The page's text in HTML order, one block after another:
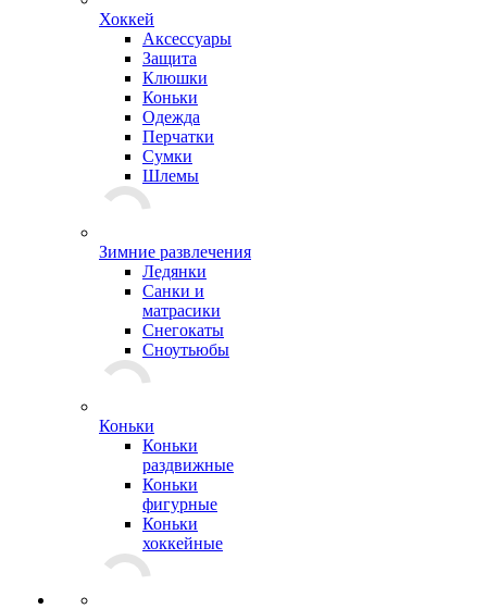
Хоккей
Аксессуары
Защита
Клюшки
Коньки
Одежда
Перчатки
Сумки
Шлемы
Зимние развлечения
Ледянки
Санки и
матрасики
Снегокаты
Сноутьюбы
Коньки
Коньки
раздвижные
Коньки
фигурные
Коньки
хоккейные